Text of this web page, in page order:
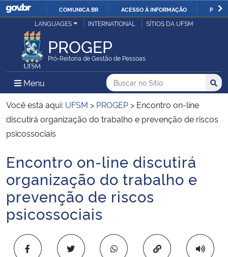
IR
COMUNICA BR ACESSO À INFORMAÇÃO
Ministério da Justiça e Segurança Pública
Ministério da Defesa
Ministério das Relações Exteriores
Ministério da Economia
Ministério da Infraestrutura
Ministério da Agricultura, Pecuária e Abastecimento
Ministério da Educação
Ministério da Cidadania
LANGUAGES INTERNATIONAL SÍTIOS DA UFSM
PROGEP
Pró-Reitoria de Gestão de Pessoas
Menu Menu Principal do Sítio
Busca
Buscar no no Sítio
Busca:
Você está aqui: UFSM > PROGEP > Encontro on-line
discutirá organização do trabalho e prevenção de riscos
psicossociais
Início do conteúdo
Encontro on-line discutirá
organização do trabalho e
prevenção de riscos
psicossociais
Copiar para área